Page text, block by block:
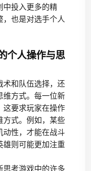
中投入更多的精
，也是对选手个人
个人操作与思
术和队伍选择，还
维方式。每一位新
这要求玩家在操作
方式。例如，某些
动性，才能在战斗
雄则可能更加注重
思考游戏中的许多